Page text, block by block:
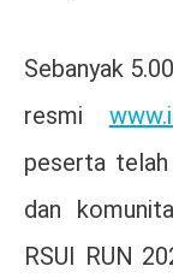
Sebanyak
resmi
peserta
dan
RSUI RUN